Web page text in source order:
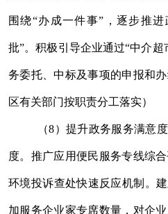
围绕“办成一件事” ，逐步推
批”。积极引导企业通过“中介超
务委托、中标及事项的申报和
区有关部门按职责分工落实）
（8）提升政务服务满意
度。推广应用便民服务专线综
环境投诉查处快速反应机制。
加服务企业家专席数量，对企